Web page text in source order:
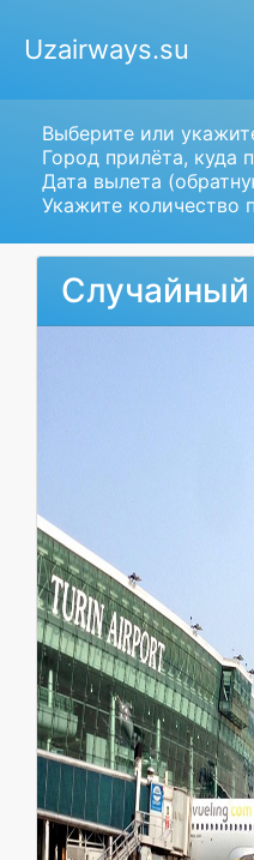
Uzairways.su
Выберите или
Город прилёта, куда
Дата вылета
Укажите количество
Случайный